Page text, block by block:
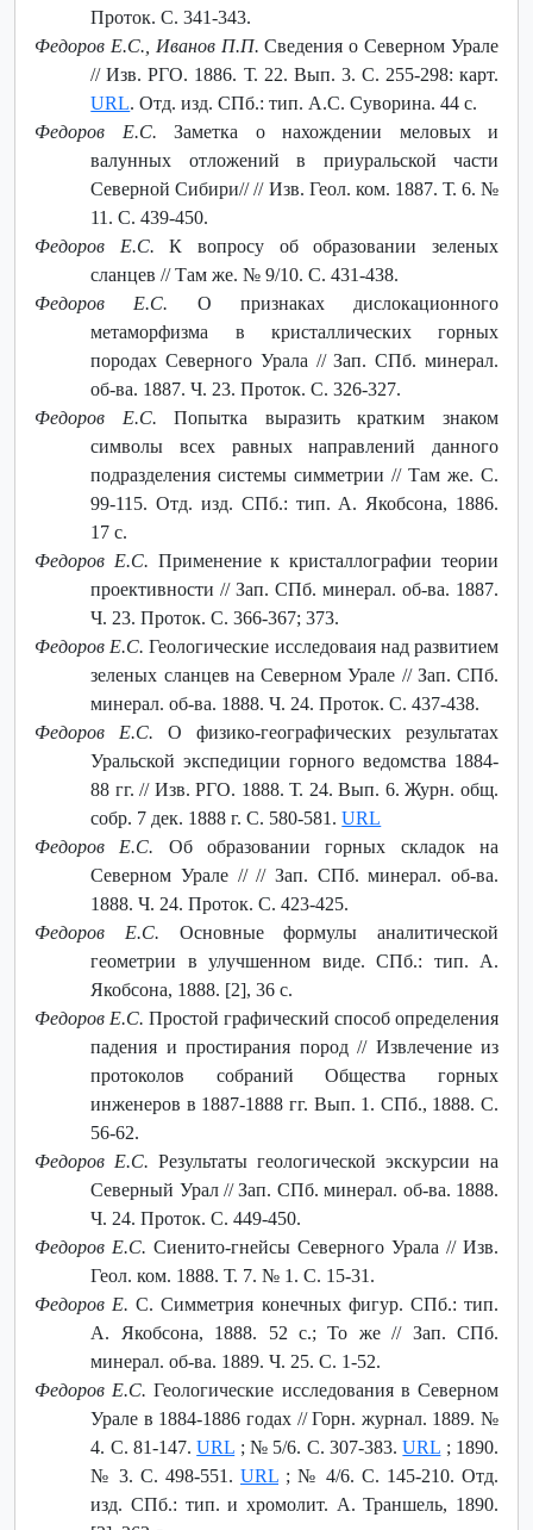
Проток. С. 341-343.
Федоров Е.С., Иванов П.П. Сведения о Северном Урале
// Изв. РГО. 1886. Т. 22. Вып. 3. С. 255-298: карт.
URL. Отд. изд. СПб.: тип. А.С. Суворина. 44 с.
Федоров Е.С. Заметка о нахождении меловых и
валунных отложений в приуральской части
Северной Сибири// // Изв. Геол. ком. 1887. Т. 6. №
11. С. 439-450.
Федоров Е.С. К вопросу об образовании зеленых
сланцев // Там же. № 9/10. С. 431-438.
Федоров Е.С. О признаках дислокационного
метаморфизма в кристаллических горных
породах Северного Урала // Зап. СПб. минерал.
об-ва. 1887. Ч. 23. Проток. С. 326-327.
Федоров Е.С. Попытка выразить кратким знаком
символы всех равных направлений данного
подразделения системы симметрии // Там же. С.
99-115. Отд. изд. СПб.: тип. А. Якобсона, 1886.
17 с.
Федоров Е.С. Применение к кристаллографии теории
проективности // Зап. СПб. минерал. об-ва. 1887.
Ч. 23. Проток. С. 366-367; 373.
Федоров Е.С. Геологические исследоваия над развитием
зеленых сланцев на Северном Урале // Зап. СПб.
минерал. об-ва. 1888. Ч. 24. Проток. С. 437-438.
Федоров Е.С. О физико-географических результатах
Уральской экспедиции горного ведомства 1884-
88 гг. // Изв. РГО. 1888. Т. 24. Вып. 6. Журн. общ.
собр. 7 дек. 1888 г. С. 580-581.URL
Федоров Е.С. Об образовании горных складок на
Северном Урале // // Зап. СПб. минерал. об-ва.
1888. Ч. 24. Проток. С. 423-425.
Федоров Е.С. Основные формулы аналитической
геометрии в улучшенном виде. СПб.: тип. А.
Якобсона, 1888. [2], 36 с.
Федоров Е.С. Простой графический способ определения
падения и простирания пород // Извлечение из
протоколов собраний Общества горных
инженеров в 1887-1888 гг. Вып. 1. СПб., 1888. С.
56-62.
Федоров Е.С. Результаты геологической экскурсии на
Северный Урал // Зап. СПб. минерал. об-ва. 1888.
Ч. 24. Проток. С. 449-450.
Федоров Е.С. Сиенито-гнейсы Северного Урала // Изв.
Геол. ком. 1888. Т. 7. № 1. С. 15-31.
Федоров Е. С. Симметрия конечных фигур. СПб.: тип.
А. Якобсона, 1888. 52 с.; То же // Зап. СПб.
минерал. об-ва. 1889. Ч. 25. С. 1-52.
Федоров Е.С. Геологические исследования в Северном
Урале в 1884-1886 годах // Горн. журнал. 1889. №
4. С. 81-147.URL ; № 5/6. С. 307-383.URL ; 1890.
№ 3. С. 498-551. URL ; № 4/6. С. 145-210. Отд.
изд. СПб.: тип. и хромолит. А. Траншель, 1890.